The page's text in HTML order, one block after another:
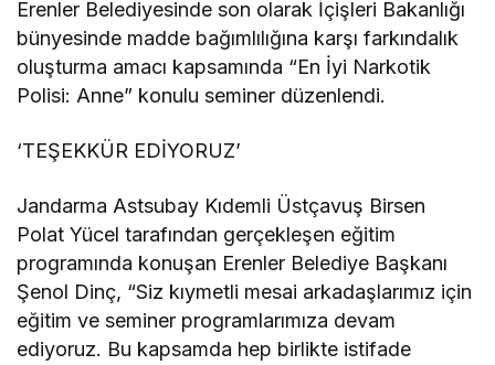
Erenler Belediyesinde son olarak İçişleri Bakanlığı
bünyesinde madde bağımlılığına karşı farkındalık
oluşturma amacı kapsamında “En İyi Narkotik
Polisi: Anne” konulu seminer düzenlendi.
‘TEŞEKKÜR EDİYORUZ’
Jandarma Astsubay Kıdemli Üstçavuş Birsen
Polat Yücel tarafından gerçekleşen eğitim
programında konuşan Erenler Belediye Başkanı
Şenol Dinç, “Siz kıymetli mesai arkadaşlarımız için
eğitim ve seminer programlarımıza devam
ediyoruz. Bu kapsamda hep birlikte istifade